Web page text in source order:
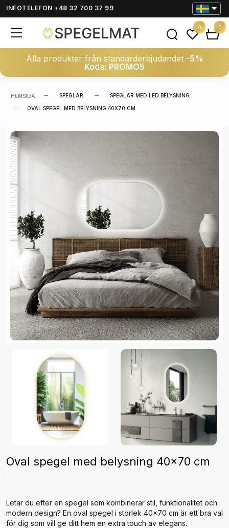
INFOTELEFON +48 32 700 37 99
Alla produkter från standarderbjudandet -5%
Koda: PROMO5
0 0
HEMSIDA SPEGLAR SPEGLAR MED LED BELYSNING
OVAL SPEGEL MED BELYSNING 40X70 CM
Oval spegel med belysning 40x70 cm
Letar du efter en spegel som kombinerar stil, funktionalitet och
modern design? En oval spegel i storlek 40x70 cm är ett bra val
för dig som vill ge ditt hem en extra touch av elegans.